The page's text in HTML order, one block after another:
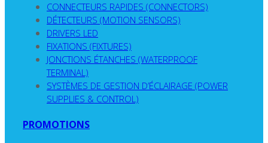
CONNECTEURS RAPIDES (CONNECTORS)
DÉTECTEURS (MOTION SENSORS)
DRIVERS LED
FIXATIONS (FIXTURES)
JONCTIONS ÉTANCHES (WATERPROOF
TERMINAL)
SYSTÈMES DE GESTION D’ÉCLAIRAGE (POWER
SUPPLIES & CONTROL)
PROMOTIONS